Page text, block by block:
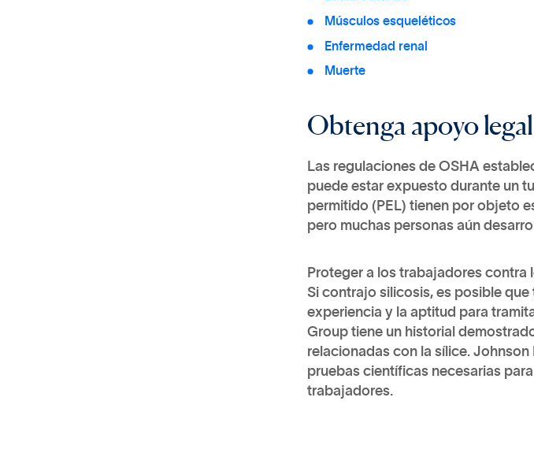
Músculos esqueléticos
Enfermedad renal
Muerte
Obtenga apoyo legal
Las regulaciones de OSHA
puede estar expuesto durante un
permitido (PEL) tienen por objeto
pero muchas personas aún
Proteger a los trabajadores contra
Si contrajo silicosis, es posible
experiencia y la aptitud para
Group tiene un historial
relacionadas con la sílice.
pruebas científicas necesarias
trabajadores.